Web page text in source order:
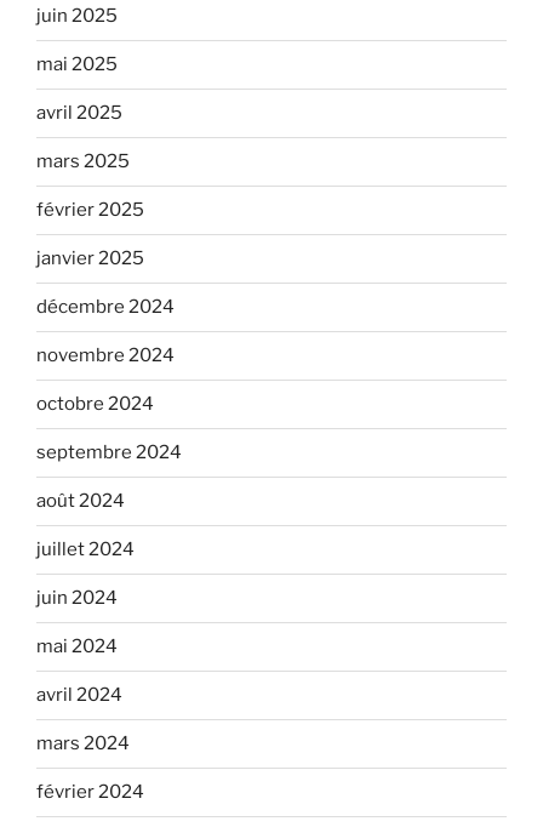
juin 2025
mai 2025
avril 2025
mars 2025
février 2025
janvier 2025
décembre 2024
novembre 2024
octobre 2024
septembre 2024
août 2024
juillet 2024
juin 2024
mai 2024
avril 2024
mars 2024
février 2024